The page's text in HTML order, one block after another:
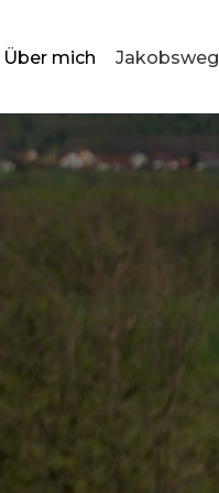
Über mich Jakobsweg